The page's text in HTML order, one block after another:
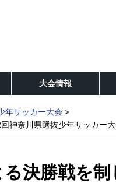
大会情報
年サッカー大会
神奈川県選抜少年サッカー
決勝戦を制